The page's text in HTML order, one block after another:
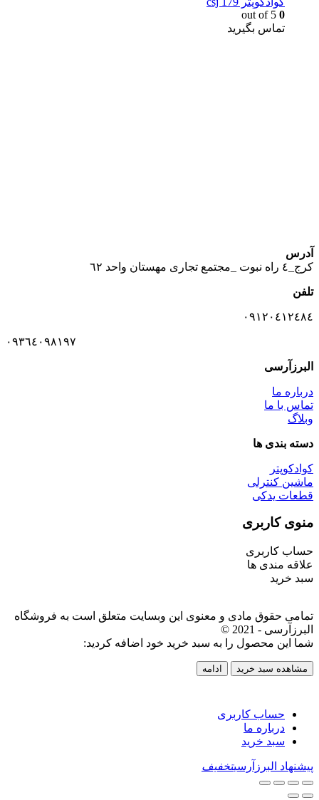
0
تماس بگیرید
آدرس
كرج_٤ راه نبوت _مجتمع تجارى مهستان واحد ٦٢
تلفن
٠٩١٢٠٤١٢٤٨٤
٠٩٣٦٤٠٩٨١٩٧
البرزآرسی
درباره ما
تماس با ما
وبلاگ
دسته بندی ها
کوادکوپتر
ماشین کنترلی
قطعات یدکی
منوی کاربری
حساب کاربری
علاقه مندی ها
سبد خرید
تمامی حقوق مادی و معنوی این وبسایت متعلق است به فروشگاه
البرزآرسی - 2021 ©
شما این محصول را به سبد خرید خود اضافه کردید:
مشاهده سبد خرید ادامه
حساب کاربری
درباره ما
سبد خرید
پیشنهاد البرزآرسیتخفیف